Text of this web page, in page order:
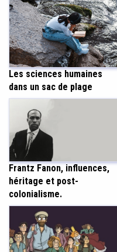
Les sciences humaines
dans un sac de plage
Frantz Fanon, influences,
héritage et post-
colonialisme.